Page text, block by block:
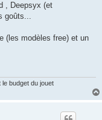
, Deepsyx (et
goûts...
(les modèles free) et un
budget du jouet